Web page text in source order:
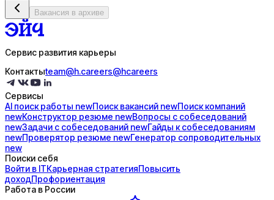
Вакансия в архиве
Сервис развития карьеры
Контактыteam@h.careers@hcareers
Сервисы
AI поискработы newПоисквакансий newПоисккомпаний
newКонструктор резюме newВопросы с собеседований
newЗадачи с собеседований newГайды ксобеседованиям
newПроверятор резюме newГенератор сопроводительных
new
Поиски себя
Войти в ITКарьерная стратегияПовысить
доходПрофориентация
Работа в России